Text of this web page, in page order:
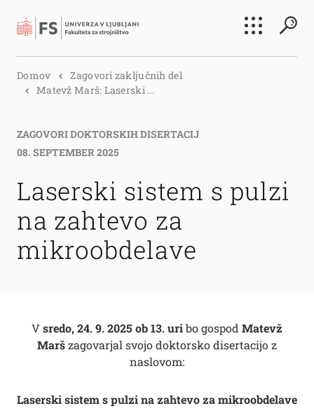
Išči
Domov
Zagovori zaključnih del
Matevž Marš: Laserski ...
ZAGOVORI DOKTORSKIH DISERTACIJ
08. SEPTEMBER 2025
Laserski sistem s pulzi
na zahtevo za
mikroobdelave
Vsredo, 24. 9. 2025 ob 13. uribo gospod Matevž
Maršzagovarjal svojo doktorsko disertacijo z
naslovom:
Laserski sistem s pulzi na zahtevo za mikroobdelave